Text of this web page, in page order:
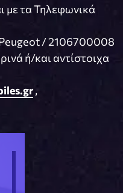
με τα Τηλεφωνικά
/ 2106700008
ή/και αντίστοιχα
,